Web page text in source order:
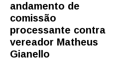
andamento de
comissão
processante contra
vereador Matheus
Gianello